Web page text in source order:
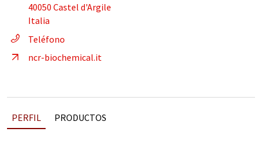
40050 Castel d'Argile
Italia
Teléfono
ncr-biochemical.it
PERFIL PRODUCTOS